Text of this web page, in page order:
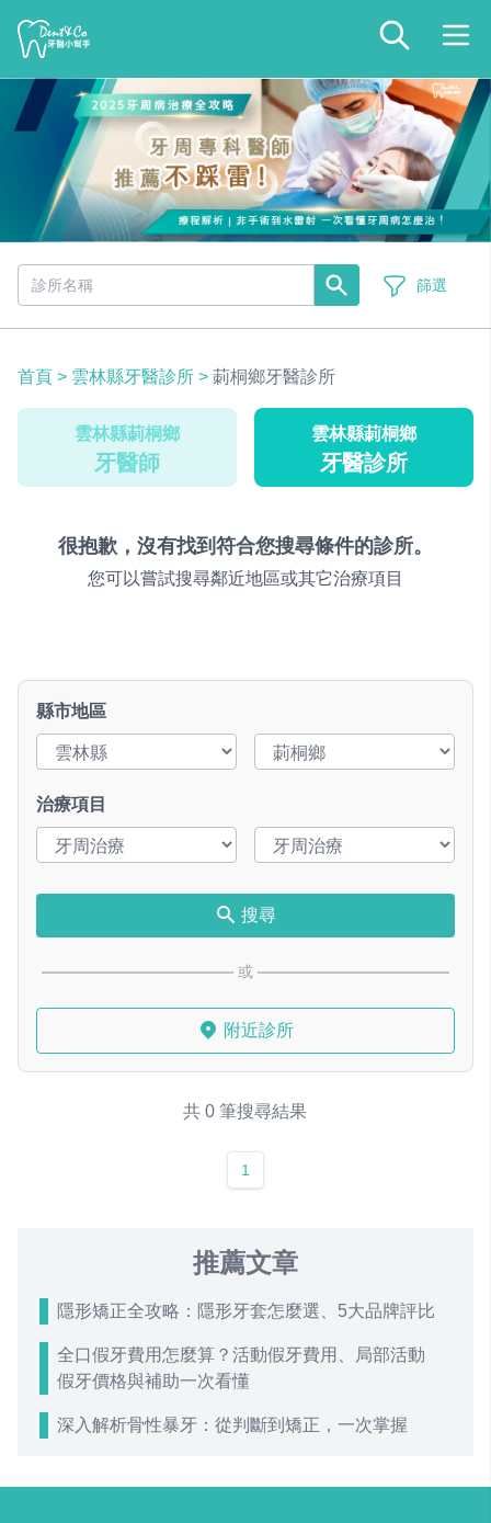
篩選
首頁 > 雲林縣牙醫診所 > 莿桐鄉牙醫診所
雲林縣莿桐鄉
牙醫師
雲林縣莿桐鄉
牙醫診所
很抱歉，沒有找到符合您搜尋條件的診所。
您可以嘗試搜尋鄰近地區或其它治療項目
縣市地區
治療項目
搜尋
或
附近診所
共 0 筆搜尋結果
1
推薦文章
隱形矯正全攻略：隱形牙套怎麼選、5大品牌評比
全口假牙費用怎麼算？活動假牙費用、局部活動
假牙價格與補助一次看懂
深入解析骨性暴牙：從判斷到矯正，一次掌握